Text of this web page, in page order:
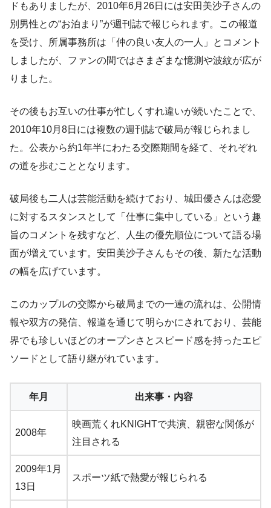
ドもありましたが、2010年6月26日には安田美沙子さんの
別男性との“お泊まり”が週刊誌で報じられます。この報道
を受け、所属事務所は「仲の良い友人の一人」とコメント
しましたが、ファンの間ではさまざまな憶測や波紋が広が
りました。
その後もお互いの仕事が忙しくすれ違いが続いたことで、
2010年10月8日には複数の週刊誌で破局が報じられまし
た。公表から約1年半にわたる交際期間を経て、それぞれ
の道を歩むこととなります。
破局後も二人は芸能活動を続けており、城田優さんは恋愛
に対するスタンスとして「仕事に集中している」という趣
旨のコメントを残すなど、人生の優先順位について語る場
面が増えています。安田美沙子さんもその後、新たな活動
の幅を広げています。
このカップルの交際から破局までの一連の流れは、公開情
報や双方の発信、報道を通じて明らかにされており、芸能
界でも珍しいほどのオープンさとスピード感を持ったエピ
ソードとして語り継がれています。
年月 出来事・内容
2008年
映画荒くれKNIGHTで共演、親密な関係が
注目される
2009年1月
13日
スポーツ紙で熱愛が報じられる